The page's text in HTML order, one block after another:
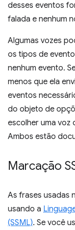
desses eventos
falada e nenhum
Algumas vozes
os tipos de
nenhum evento.
menos que ela
eventos
do objeto de
escolher uma voz
Ambos estão
Marcação
As frases usadas
usando a
(SSML). Se você